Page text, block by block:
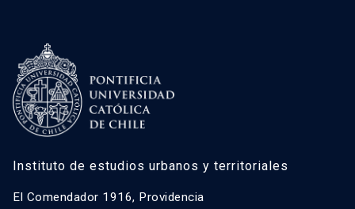
Instituto de estudios urbanos y territoriales
El Comendador 1916, Providencia